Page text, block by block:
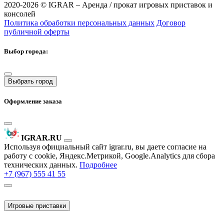
2020-2026 © IGRAR – Аренда / прокат игровых приставок и
консолей
Политика обработки персональных данных Договор
публичной оферты
Выбор города:
Выбрать город
Оформление заказа
IGRAR.RU
Используя официальный сайт igrar.ru, вы даете согласие на
работу с cookie, Яндекс.Метрикой, Google.Analytics для сбора
технических данных. Подробнее
+7 (967) 555 41 55
Игровые приставки